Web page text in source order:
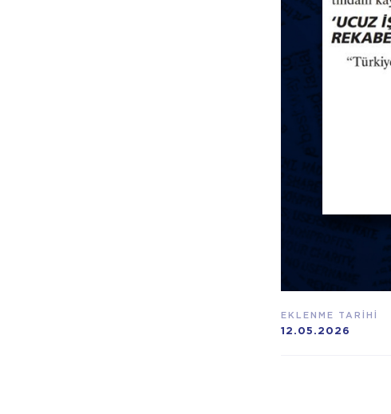
EKLENME TARİHİ
12.05.2026